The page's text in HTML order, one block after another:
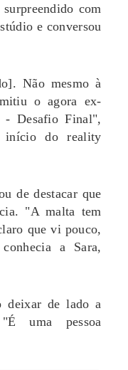
com
e conversou
Não mesmo à
o agora ex-
- Desafio Final",
início do reality
de destacar que
"A malta tem
que vi pouco,
a Sara,
deixar de lado a
uma pessoa